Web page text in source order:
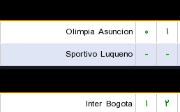
۱ ۰
Olimpia Asuncion
-
-
Sportivo Luqueno
۲ ۱ Inter Bogota